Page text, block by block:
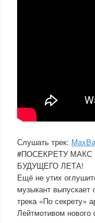
Слушать трек:
#ПОСЕКРЕТУ
БУДУЩЕГО ЛЕТА!
Ещё не утих
музыкант
трека «По секрету»
Лейтмотивом нового